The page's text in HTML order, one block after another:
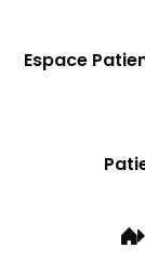
Espace